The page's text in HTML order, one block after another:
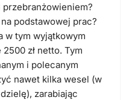
podstawowej prac?
w tym wyjątkowym
zł netto. Tym
i polecanym
nawet kilka wesel (w
zarabiając